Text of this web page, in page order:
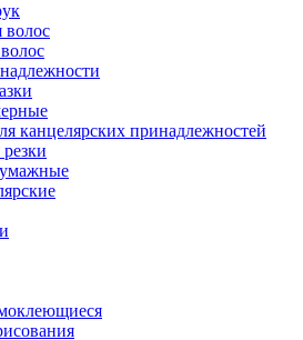
волос
канцелярских принадлежностей